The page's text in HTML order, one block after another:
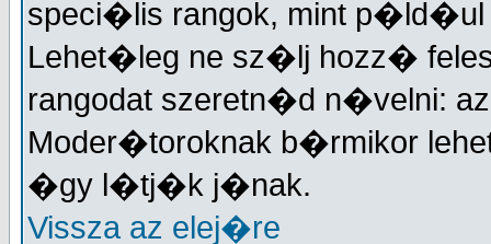
speci�lis rangok, mint
Lehet�leg ne sz�lj hozz�
rangodat szeretn�d n�velni:
Moder�toroknak b�rmikor
�gy l�tj�k j�nak.
Vissza az elej�re